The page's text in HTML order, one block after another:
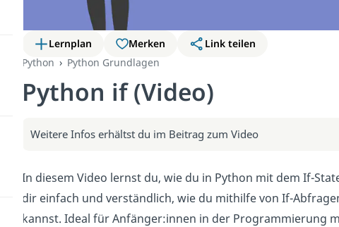
Lernplan Merken
Link teilen
Python
Python Grundlagen
Python if (Video)
Weitere Infos erhältst du im Beitrag zum Video
In diesem Video lernst du, wie du in Python mit dem If-
dir einfach und verständlich, wie du mithilfe von If-
kannst. Ideal für Anfänger:innen in der Programmierung